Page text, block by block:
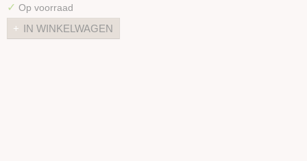
✓ Op voorraad
IN WINKELWAGEN